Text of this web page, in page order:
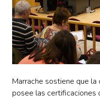
Marrache sostiene que la
posee las certificaciones